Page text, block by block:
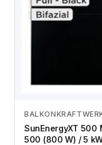
SunEnergyXT 500
500 (800 W) / 5